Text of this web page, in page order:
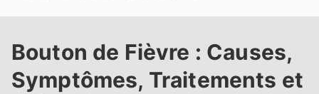
Bouton de Fièvre : Causes,
Symptômes, Traitements et